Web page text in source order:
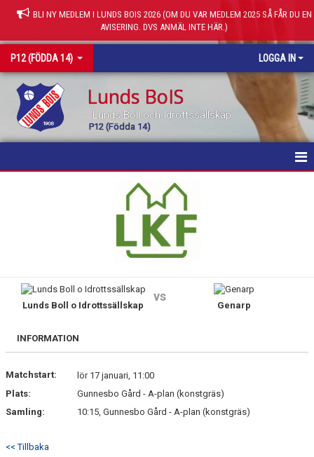
BLI NY MEDLEM I LUNDS BOIS 2026 (OM DU VAR MEDLEM 2025 SÅ FÅR DU EN
AVISERING. DVS ANMÄL INTE HÄR.)
P12 (FÖDDA 14) LOGGA IN
Lunds BoIS
Lunds Boll och Idrottssällskap
P12 (Födda 14)
KONTAKT
Lunds Boll o Idrottssällskap
vs
Genarp
INFORMATION
Matchstart:
lör 17 januari, 11:00
Plats:
Gunnesbo Gård - A-plan (konstgräs)
Samling:
10:15, Gunnesbo Gård - A-plan (konstgräs)
<< Tillbaka